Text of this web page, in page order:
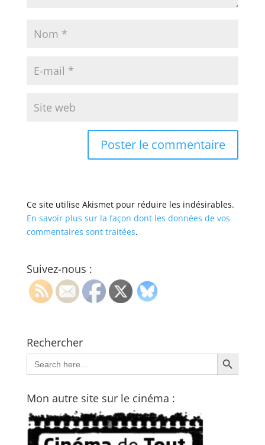
Ce site utilise Akismet pour réduire les indésirables.
En savoir plus sur la façon dont les données de vos
commentaires sont traitées.
Suivez-nous :
Rechercher
Search
for:
Search Button
Mon autre site sur le cinéma :